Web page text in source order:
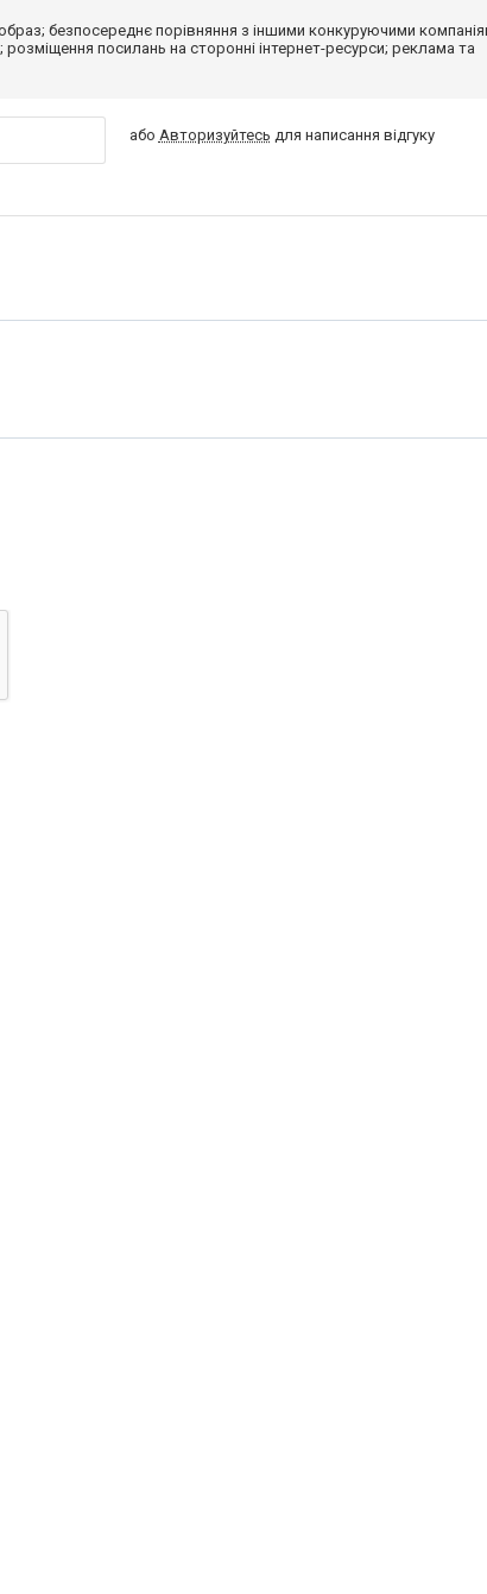
безпосереднє порівняння з іншими конкуруючими
розміщення посилань на сторонні інтернет-ресурси; реклама та
або Авторизуйтесь для написання відгуку